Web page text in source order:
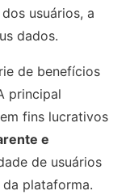
usuários, a
dados.
de benefícios
principal
fins lucrativos
e
de usuários
plataforma.